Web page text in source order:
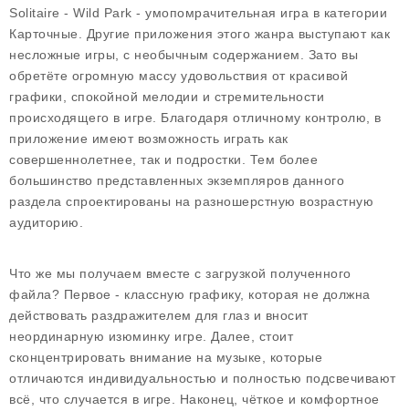
Solitaire - Wild Park - умопомрачительная игра в категории
Карточные. Другие приложения этого жанра выступают как
несложные игры, с необычным содержанием. Зато вы
обретёте огромную массу удовольствия от красивой
графики, спокойной мелодии и стремительности
происходящего в игре. Благодаря отличному контролю, в
приложение имеют возможность играть как
совершеннолетнее, так и подростки. Тем более
большинство представленных экземпляров данного
раздела спроектированы на разношерстную возрастную
аудиторию.
Что же мы получаем вместе с загрузкой полученного
файла? Первое - классную графику, которая не должна
действовать раздражителем для глаз и вносит
неординарную изюминку игре. Далее, стоит
сконцентрировать внимание на музыке, которые
отличаются индивидуальностью и полностью подсвечивают
всё, что случается в игре. Наконец, чёткое и комфортное